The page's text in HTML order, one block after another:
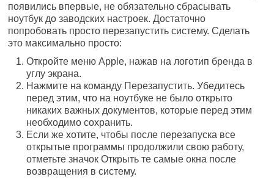
появились впервые, не обязательно сбрасывать
ноутбук до заводских настроек. Достаточно
попробовать просто перезапустить систему. Сделать
это максимально просто:
Откройте меню Apple, нажав на логотип бренда в
углу экрана.
Нажмите на команду Перезапустить. Убедитесь
перед этим, что на ноутбуке не было открыто
никаких важных документов, которые перед этим
необходимо сохранить.
Если же хотите, чтобы после перезапуска все
открытые программы продолжили свою работу,
отметьте значок Открыть те самые окна после
возвращения в систему.